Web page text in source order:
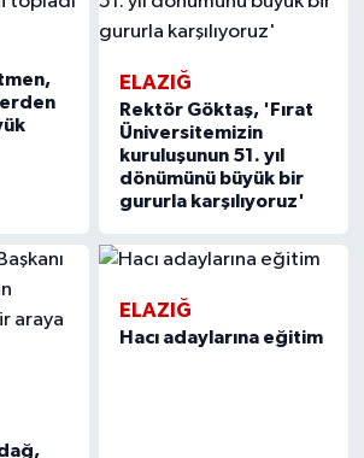
ELAZIĞ
Rektör Göktaş, 'Fırat
Üniversitemizin
kuruluşunun 51. yıl
dönümünü büyük bir
gururla karşılıyoruz'
ELAZIĞ
Hacı adaylarına eğitim